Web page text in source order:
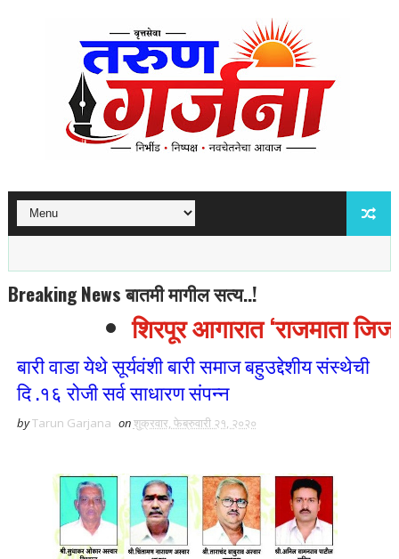
Breaking News बातमी मागील सत्य..!
शिरपूर आगारात ‘राजमाता
बारी वाडा येथे सूर्यवंशी बारी समाज बहुउद्देशीय संस्थेची
दि .१६ रोजी सर्व साधारण संपन्न
byTarun Garjana onशुक्रवार, फेब्रुवारी २१, २०२०